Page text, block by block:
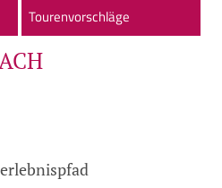
Tourenvorschläge